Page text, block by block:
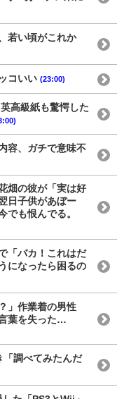
若い頃がこれか
コいい (23:00)
高級紙も驚愕した
容、ガチで意味不
畑の彼が「実は好
日子供があぼー
でも恨んでる。
「バカ！これはだ
になったら困るの
」作業着の男性
葉を失った…
調べてみたんだ